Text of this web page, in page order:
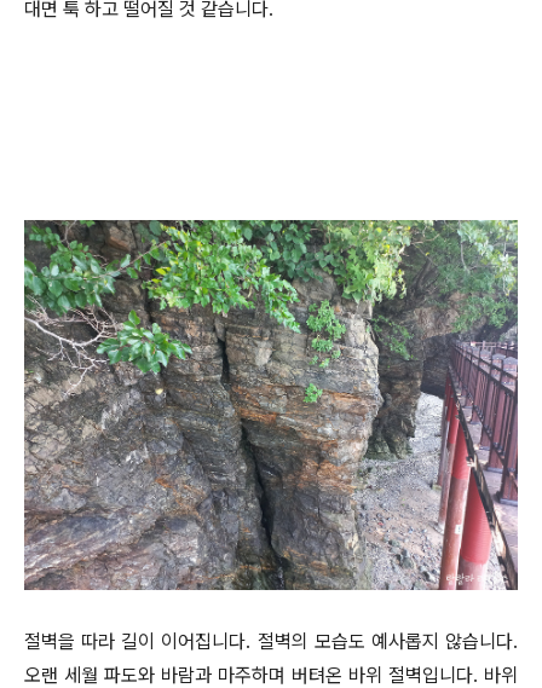
대면 툭 하고 떨어질 것 같습니다.
절벽을 따라 길이 이어집니다. 절벽의 모습도 예사롭지 않습니다.
오랜 세월 파도와 바람과 마주하며 버텨온 바위 절벽입니다. 바위